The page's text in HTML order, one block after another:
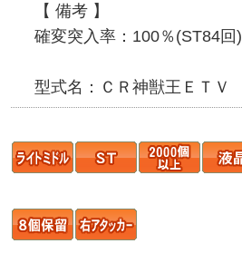
【 備考 】
確変突入率：100％(ST84回)
型式名：ＣＲ神獣王ＥＴＶ